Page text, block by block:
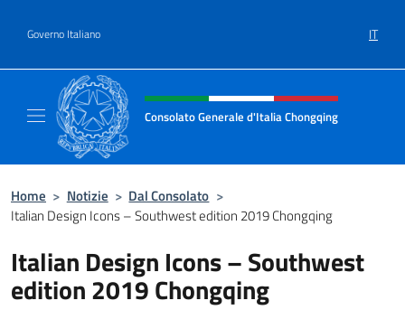
Governo Italiano IT
Intestazione sito, social e menù
Consolato Generale d'Italia Chongqing
Home > Notizie > Dal Consolato >
Italian Design Icons – Southwest edition 2019 Chongqing
Italian Design Icons – Southwest
edition 2019 Chongqing